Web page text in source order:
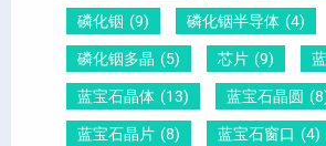
磷化铟 (9) 磷化铟半导体 (4)
磷化铟多晶 (5) 芯片 (9)
蓝宝石晶体 (13) 蓝宝石晶圆
蓝宝石晶片 (8) 蓝宝石窗口 (4)